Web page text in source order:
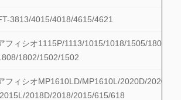
3813/4015/4018/4615/4621
フィシオ1115P/1113/1015/1018/1505/1805/
1802/1502/1502
フィシオMP1610LD/MP1610L/2020D/2020
2018D/2018/2015/615/618